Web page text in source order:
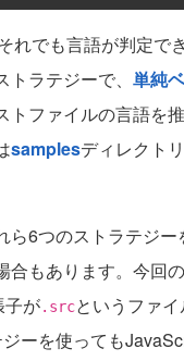
れでも言語が判定で
ラテジーで、 単純
トファイルの言語を
samplesディレクト
ら6つのストラテジー
合もあります。今回
子が.srcというファ
ーを使っても